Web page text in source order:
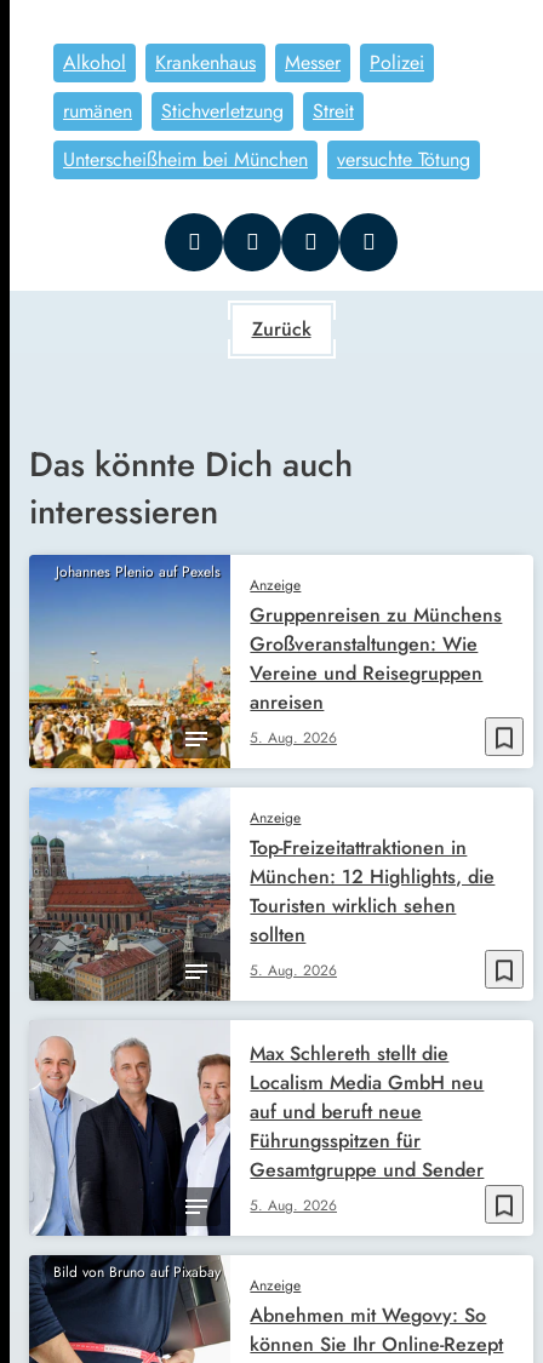
Alkohol Krankenhaus Messer
Polizei
rumänen
Stichverletzung
Streit
Unterscheißheim bei München
versuchte Tötung
Zurück
Das könnte Dich auch
interessieren
Johannes Plenio auf Pexels
bookmark_border
Anzeige
5. Aug. 2026
Gruppenreisen zu Münchens
Großveranstaltungen: Wie
Vereine und Reisegruppen
anreisen
bookmark_border
Anzeige
5. Aug. 2026
Top-Freizeitattraktionen in
München: 12 Highlights, die
Touristen wirklich sehen
sollten
bookmark_border
5. Aug. 2026
Max Schlereth stellt die
Localism Media GmbH neu
auf und beruft neue
Führungsspitzen für
Gesamtgruppe und Sender
Bild von Bruno auf Pixabay
Anzeige
Abnehmen mit Wegovy: So
können Sie Ihr Online-Rezept